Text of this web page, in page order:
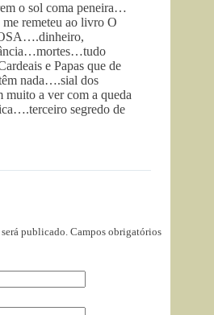
o sol coma peneira…
me remeteu ao livro O
e Papas que de
nada….sial dos
a ver com a queda
segredo de
publicado. Campos obrigatórios